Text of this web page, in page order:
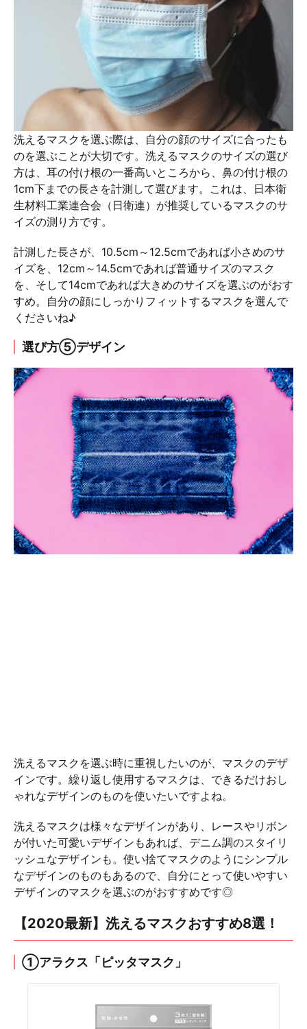
洗えるマスクを選ぶ際は、自分の顔のサイズに合ったも
のを選ぶことが大切です。洗えるマスクのサイズの選び
方は、耳の付け根の一番高いところから、鼻の付け根の
1cm下までの長さを計測して選びます。これは、日本衛
生材料工業連合会（日衛連）が推奨しているマスクのサ
イズの測り方です。
計測した長さが、10.5cm～12.5cmであれば小さめのサ
イズを、12cm～14.5cmであれば普通サイズのマスク
を、そして14cmであれば大きめのサイズを選ぶのがおす
すめ。自分の顔にしっかりフィットするマスクを選んで
くださいね♪
選び方⑤デザイン
洗えるマスクを選ぶ時に重視したいのが、マスクのデザ
インです。繰り返し使用するマスクは、できるだけおし
ゃれなデザインのものを使いたいですよね。
洗えるマスクは様々なデザインがあり、レースやリボン
が付いた可愛いデザインもあれば、デニム調のスタイリ
ッシュなデザインも。使い捨てマスクのようにシンプル
なデザインのものもあるので、自分にとって使いやすい
デザインのマスクを選ぶのがおすすめです◎
【2020最新】洗えるマスクおすすめ8選！
①アラクス「ピッタマスク」